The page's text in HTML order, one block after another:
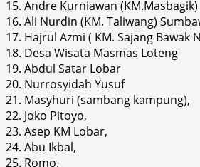
15. Andre Kurniawan
16. Ali Nurdin (KM. Taliwang)
17. Hajrul Azmi ( KM. Sajang Bawak
18. Desa Wisata Masmas Loteng
19. Abdul Satar Lobar
20. Nurrosyidah Yusuf
21. Masyhuri (sambang kampung),
22. Joko Pitoyo,
23. Asep KM Lobar,
24. Abu Ikbal,
25. Romo.